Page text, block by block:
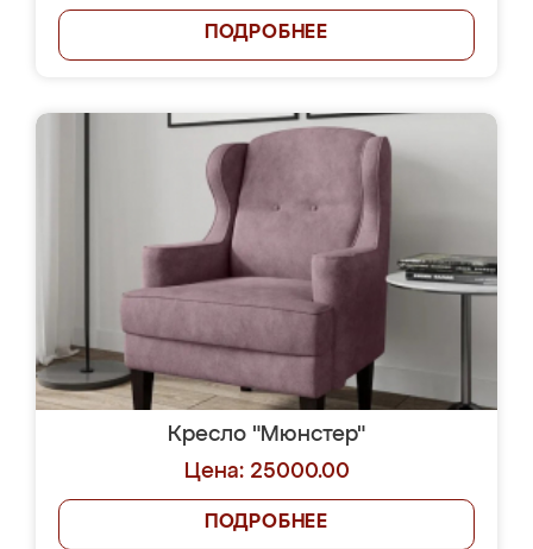
ПОДРОБНЕЕ
Кресло "Мюнстер"
Цена: 25000.00
ПОДРОБНЕЕ